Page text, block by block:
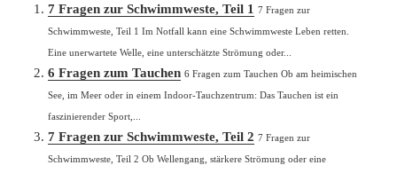
7 Fragen zur Schwimmweste, Teil 1
7 Fragen zur
Schwimmweste, Teil 1 Im Notfall kann eine Schwimmweste Leben retten.
Eine unerwartete Welle, eine unterschätzte Strömung oder...
6 Fragen zum Tauchen 6 Fragen zum Tauchen Ob am heimischen
See, im Meer oder in einem Indoor-Tauchzentrum: Das Tauchen ist ein
faszinierender Sport,...
7 Fragen zur Schwimmweste, Teil 2 7 Fragen zur
Schwimmweste, Teil 2 Ob Wellengang, stärkere Strömung oder eine